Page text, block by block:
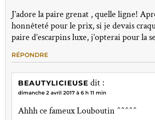
J’adore la paire grenat , quelle ligne!
honnêteté pour le prix, si je devais
paire d’escarpins luxe, j’opterai pour la
RÉPONDRE
BEAUTYLICIEUSE dit :
dimanche 2 avril 2017 à 6 h 11 min
Ahhh ce fameux Louboutin ^^^^^